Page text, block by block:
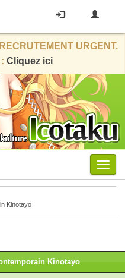
URGENT.
Cliquez ici
Menu
Kinotayo
Kinotayo